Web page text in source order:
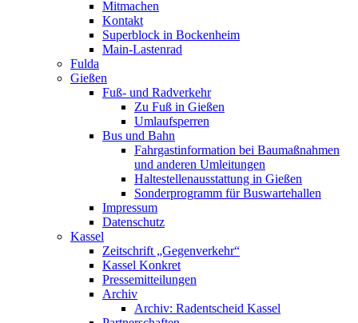
Mitmachen
Kontakt
Superblock in Bockenheim
Main-Lastenrad
Fulda
Gießen
Fuß- und Radverkehr
Zu Fuß in Gießen
Umlaufsperren
Bus und Bahn
Fahrgastinformation bei Baumaßnahmen
und anderen Umleitungen
Haltestellenausstattung in Gießen
Sonderprogramm für Buswartehallen
Impressum
Datenschutz
Kassel
Zeitschrift „Gegenverkehr“
Kassel Konkret
Pressemitteilungen
Archiv
Archiv: Radentscheid Kassel